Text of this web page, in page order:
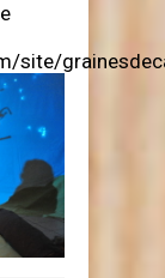
site/